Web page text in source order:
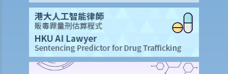
9. 抵销
3. 信用卡
A. 发卡机构、持卡人及商户之间的关系
B. 信贷额度